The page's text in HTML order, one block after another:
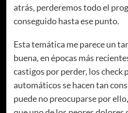
atrás, perderemos todo el
conseguido hasta ese punto.
Esta temática me parece un
buena, en épocas más
castigos por perder, los check
automáticos se hacen tan
puede no preocuparse por